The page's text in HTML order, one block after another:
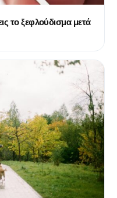
το ξεφλούδισμα μετά